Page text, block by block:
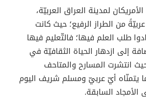
لمدينة العراق العربيّة،
من الطراز الرفيع؛ حيث كانت
طلب العلم فيها؛ فالتّعليم فيها
إلى ازدهار الحياة الثقافيّة في
انتشرت المسارح والمتاحف
يتمنّاه أيّ عربيّ ومسلم شريف اليوم
السابقة.